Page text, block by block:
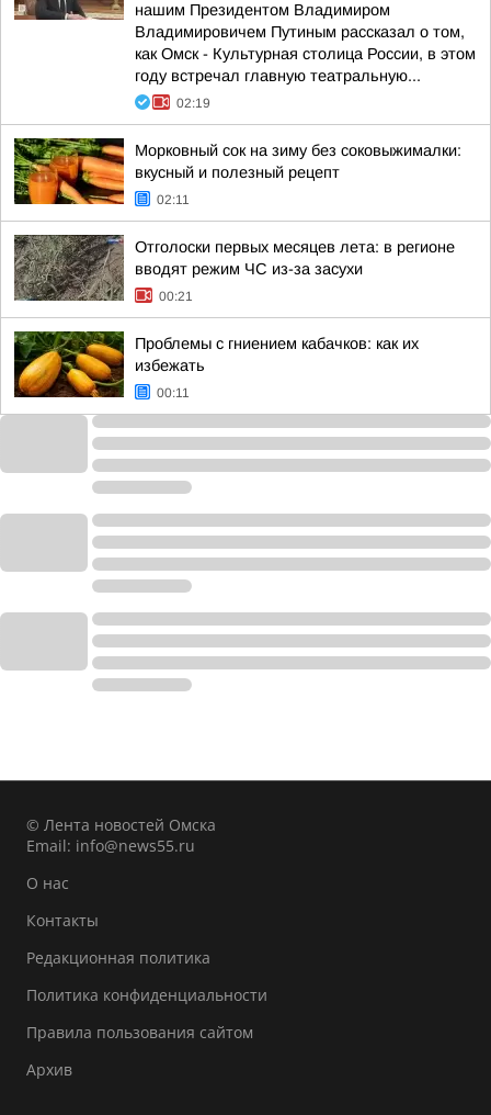
нашим Президентом Владимиром
Владимировичем Путиным рассказал о том,
как Омск - Культурная столица России, в этом
году встречал главную театральную...
02:19
Морковный сок на зиму без соковыжималки:
вкусный и полезный рецепт
02:11
Отголоски первых месяцев лета: в регионе
вводят режим ЧС из-за засухи
00:21
Проблемы с гниением кабачков: как их
избежать
00:11
© Лента новостей Омска
Email: info@news55.ru
О нас
Контакты
Редакционная политика
Политика конфиденциальности
Правила пользования сайтом
Архив